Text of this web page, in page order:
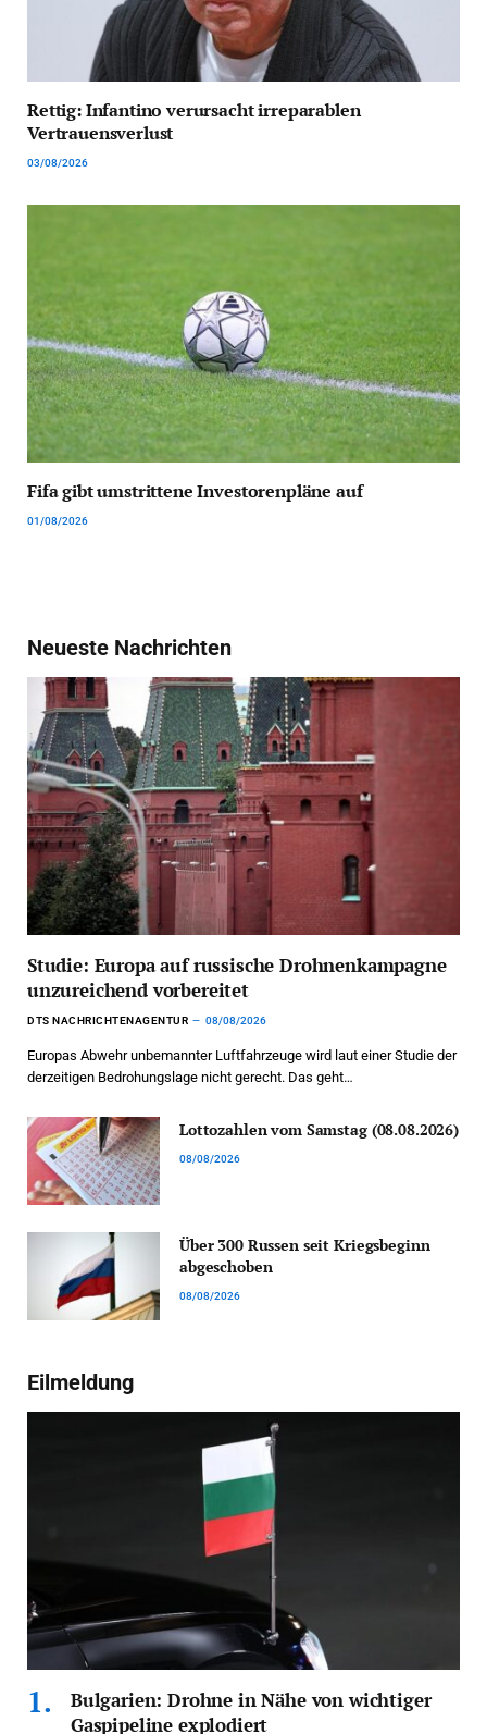
Rettig: Infantino verursacht irreparablen
Vertrauensverlust
03/08/2026
Fifa gibt umstrittene Investorenpläne auf
01/08/2026
Neueste Nachrichten
Studie: Europa auf russische Drohnenkampagne
unzureichend vorbereitet
DTS NACHRICHTENAGENTUR 08/08/2026
Europas Abwehr unbemannter Luftfahrzeuge wird laut einer Studie der
derzeitigen Bedrohungslage nicht gerecht. Das geht…
Lottozahlen vom Samstag (08.08.2026)
08/08/2026
Über 300 Russen seit Kriegsbeginn
abgeschoben
08/08/2026
Eilmeldung
Bulgarien: Drohne in Nähe von wichtiger
Gaspipeline explodiert